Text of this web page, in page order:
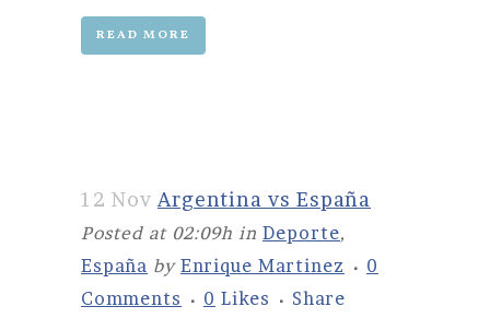
READ MORE
12 Nov Argentina vs España
Posted at 02:09h in Deporte,
España by Enrique Martinez
0
Comments
0 Likes Share